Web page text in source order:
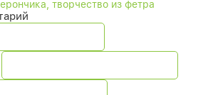
творчество из фетра